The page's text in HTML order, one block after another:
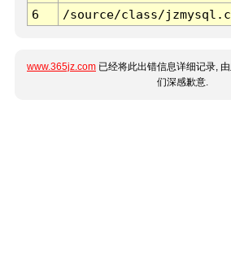
6
/source/class/
www.365jz.com 已经将此出错信息详细记录,
们深感歉意.